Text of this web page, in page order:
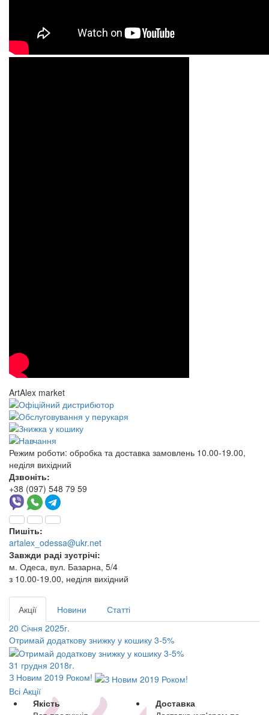
ArtAlex market
Режим роботи: обробка та доставка замовлень 10.00-19.00,
неділя вихідний
Дзвоніть:
+38 (097) 548 79 59
Пишіть:
artalex_odessa@ukr.net
Завжди раді зустрічі:
м. Одеса, вул. Базарна, 5/4
з 10.00-19.00, неділя вихідний
Акції Новини
Статті
20 Січня 2025г.
Отримай додаткову знижку у кошику 3-5%
31 грудня 2018г.
З Новим 2019 Роком!
Всі Акції
Якість
Доставка